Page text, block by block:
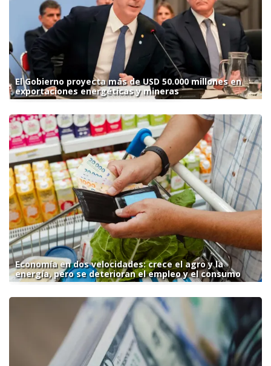
El Gobierno proyecta más de USD 50.000 millones en
exportaciones energéticas y mineras
Economía en dos velocidades: crece el agro y la
energía, pero se deterioran el empleo y el consumo